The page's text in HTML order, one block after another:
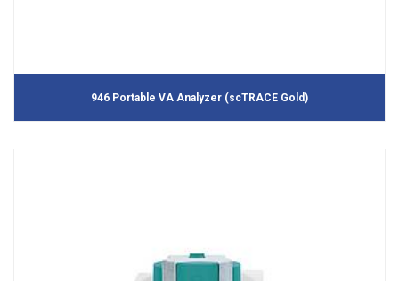
946 Portable VA Analyzer (scTRACE Gold)